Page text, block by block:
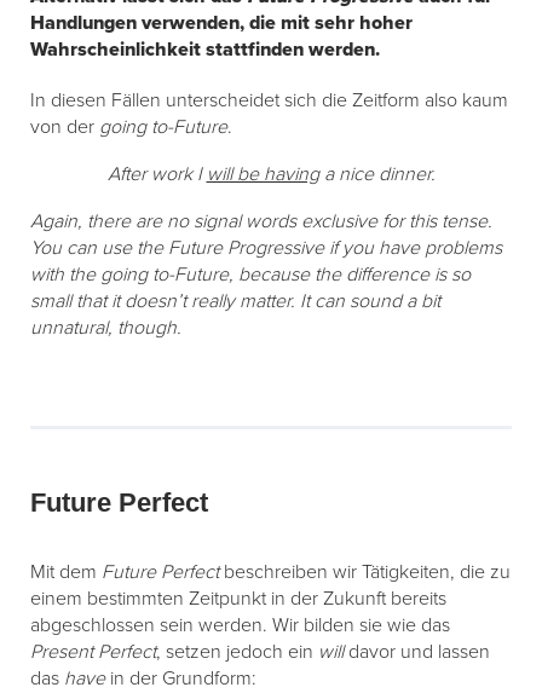
Handlungen verwenden, die mit sehr hoher
Wahrscheinlichkeit stattfinden werden.
In diesen Fällen unterscheidet sich die Zeitform also kaum
von der going to-Future.
After work I will be havinga nice dinner.
Again, there are no signal words exclusive for this tense.
You can use the Future Progressive if you have problems
with the going to-Future, because the difference is so
small that it doesn’t really matter. It can sound a bit
unnatural, though.
Future Perfect
Mit dem Future Perfectbeschreiben wir Tätigkeiten, die zu
einem bestimmten Zeitpunkt in der Zukunft bereits
abgeschlossen sein werden. Wir bilden sie wie das
Present Perfect, setzen jedoch ein willdavor und lassen
das havein der Grundform: